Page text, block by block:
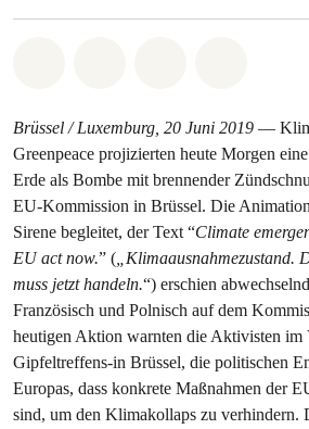
Brüssel / Luxemburg, 20 Juni 2019 —
Greenpeace projizierten heute Morgen
Erde als Bombe mit brennender
EU-Kommission in Brüssel. Die
Sirene begleitet, der Text “Climate
EU act now.” („Klimaausnahmezustand.
muss jetzt handeln.“) erschien
Französisch und Polnisch auf dem
heutigen Aktion warnten die Aktivisten im
Gipfeltreffens-in Brüssel, die politischen
Europas, dass konkrete Maßnahmen der
sind, um den Klimakollaps zu verhindern.